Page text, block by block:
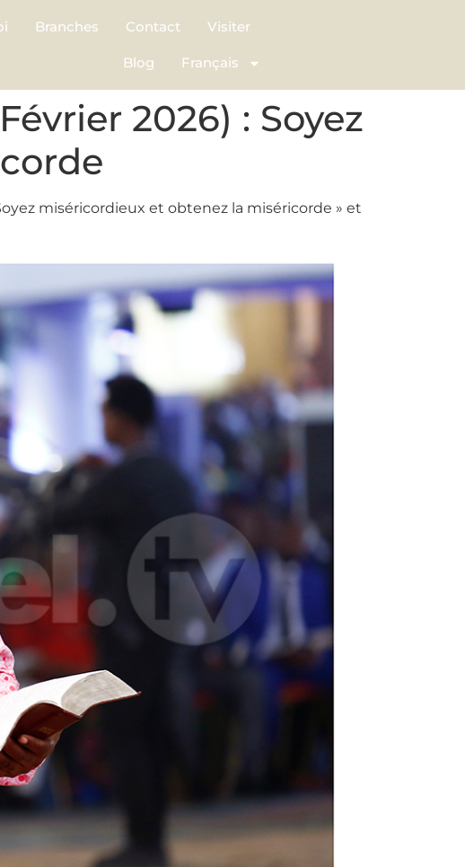
Branches Contact Visiter
Blog Français
2026) : Soyez
miséricordieux et obtenez la miséricorde » et